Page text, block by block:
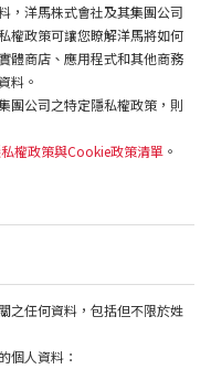
，洋馬株式會社及其集團公司
權政策可讓您瞭解洋馬將如何
體商店、應用程式和其他商務
料。
團公司之特定隱私權政策，則
權政策與Cookie政策清單 。
之任何資料，包括但不限於姓
個人資料：